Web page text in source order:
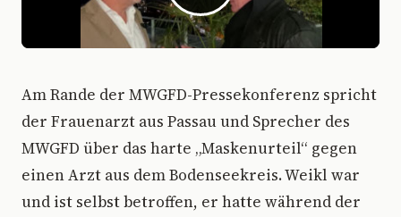
Am Rande der MWGFD-Pressekonferenz spricht
der Frauenarzt aus Passau und Sprecher des
MWGFD über das harte „Maskenurteil“ gegen
einen Arzt aus dem Bodenseekreis. Weikl war
und ist selbst betroffen, er hatte während der